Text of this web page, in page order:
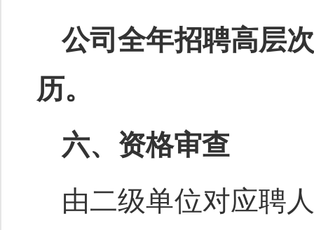
公司全年招聘高层
历。
六、资格审查
由二级单位对应聘